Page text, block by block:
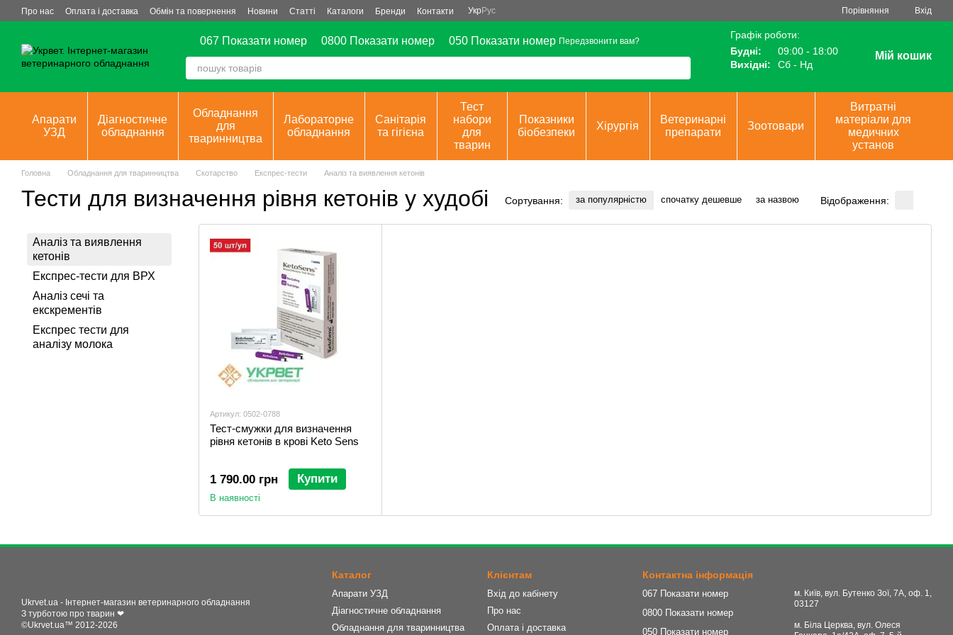
Перейти до основного контенту
Про нас Оплата і доставка Обмін та повернення Новини Статті Каталоги Бренди Контакти Укр Рус Порівняння Вхід
067 Показати номер 0800 Показати номер 050 Показати номер Передзвонити вам?
Графік роботи:
Будні:
09:00 - 18:00
Вихідні:
Сб - Нд
Мій кошик
Апарати
УЗД
Діагностичне
обладнання
Обладнання
для
тваринництва
Лабораторне
обладнання
Санітарія
та гігієна
Тест
набори
для
тварин
Показники
біобезпеки
Хірургія
Ветеринарні
препарати
Зоотовари
Витратні
матеріали для
медичних
установ
Головна Обладнання для тваринництва Скотарство Експрес-тести Аналіз та виявлення кетонів
Тести для визначення рівня кетонів у худобі Сортування: за популярністю спочатку дешевше за назвою Відображення:
Артикул: 0502-0788
Тест-смужки для визначення
рівня кетонів в крові Keto Sens
1 790.00 грн Купити
В наявності
Аналіз та виявлення
кетонів
Експрес-тести для ВРХ
Аналіз сечі та
екскрементів
Експрес тести для
аналізу молока
Ukrvet.ua - Інтернет-магазин ветеринарного обладнання
З турботою про тварин ❤
©Ukrvet.ua™ 2012-2026
Каталог
Апарати УЗД
Діагностичне обладнання
Обладнання для тваринництва
Клієнтам
Вхід до кабінету
Про нас
Оплата і доставка
Контактна інформація
067 Показати номер
0800 Показати номер
050 Показати номер
м. Київ, вул. Бутенко Зої, 7А, оф. 1,
03127
м. Біла Церква, вул. Олеся